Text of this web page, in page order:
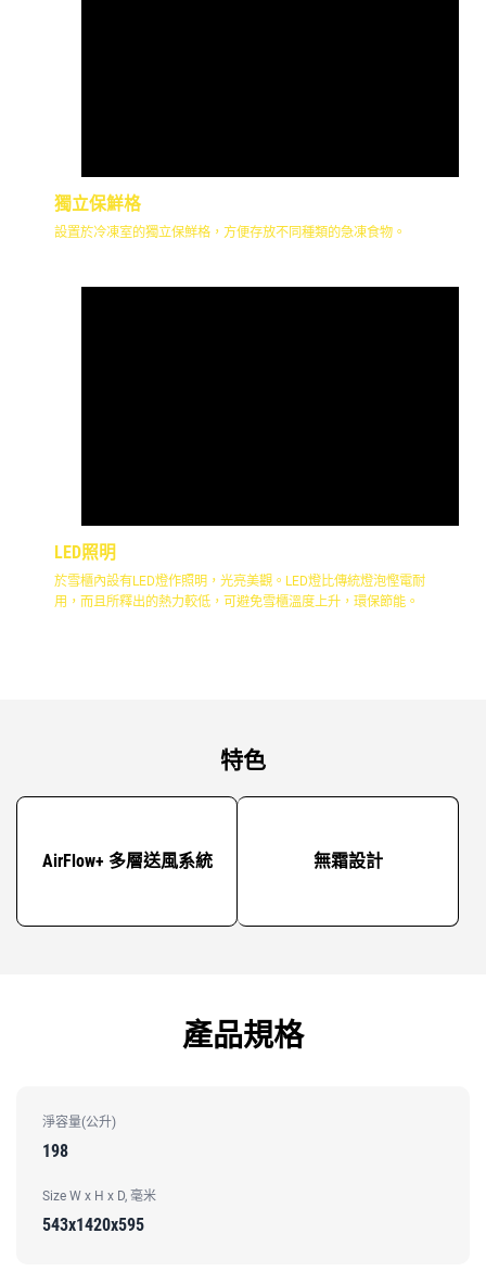
獨立保鮮格
設置於冷凍室的獨立保鮮格，方便存放不同種類的急凍食物。
LED照明
於雪櫃內設有LED燈作照明，光亮美觀。LED燈比傳統燈泡慳電耐
用，而且所釋出的熱力較低，可避免雪櫃溫度上升，環保節能。
特色
AirFlow+ 多層送風系統 無霜設計
產品規格
淨容量(公升)
198
Size W x H x D, 毫米
543x1420x595